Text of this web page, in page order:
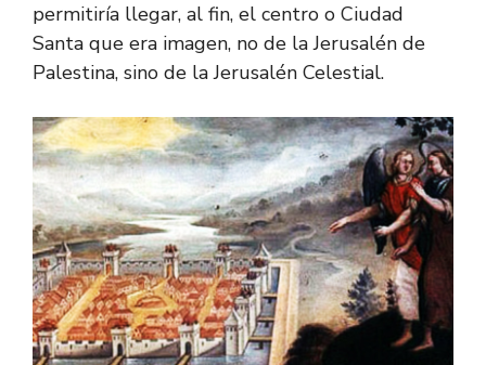
permitiría llegar, al fin, el centro o Ciudad
Santa que era imagen, no de la Jerusalén de
Palestina, sino de la Jerusalén Celestial.